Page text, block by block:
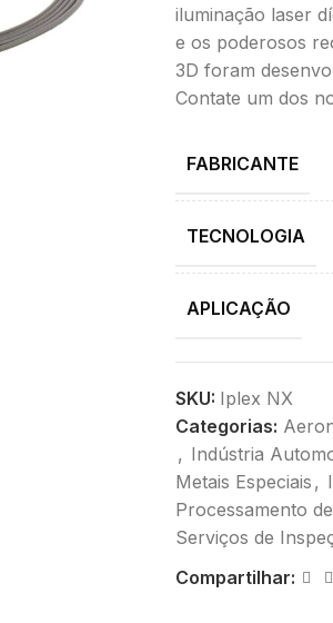
iluminação laser
e os poderosos
3D foram
Contate um dos
FABRICANTE
TECNOLOGIA
APLICAÇÃO
SKU: Iplex NX
Categorias:
, Indústria
Metais Especiais ,
Processamento
Serviços de
Compartilhar: